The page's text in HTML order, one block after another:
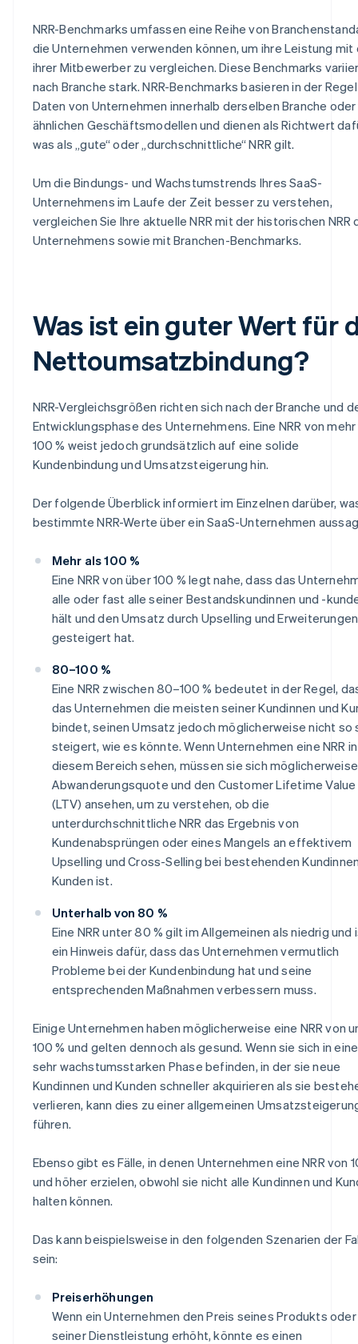
NRR-Benchmarks umfassen eine Reihe von
die Unternehmen verwenden können, um ihre Leistung mit
ihrer Mitbewerber zu vergleichen. Diese Benchmarks
nach Branche stark. NRR-Benchmarks basieren in der
Daten von Unternehmen innerhalb derselben Branche
ähnlichen Geschäftsmodellen und dienen als Richtwert
was als „gute“ oder „durchschnittliche“ NRR gilt.
Um die Bindungs- und Wachstumstrends Ihres SaaS-
Unternehmens im Laufe der Zeit besser zu verstehen,
vergleichen Sie Ihre aktuelle NRR mit der historischen NRR
Unternehmens sowie mit Branchen-Benchmarks.
Was ist ein guter Wert für
Nettoumsatzbindung?
NRR-Vergleichsgrößen richten sich nach der Branche und
Entwicklungsphase des Unternehmens. Eine NRR von
100 % weist jedoch grundsätzlich auf eine solide
Kundenbindung und Umsatzsteigerung hin.
Der folgende Überblick informiert im Einzelnen darüber,
bestimmte NRR-Werte über ein SaaS-Unternehmen
Mehr als 100 %
Eine NRR von über 100 % legt nahe, dass das
alle oder fast alle seiner Bestandskundinnen und -
hält und den Umsatz durch Upselling und Erweiterungen
gesteigert hat.
80–100 %
Eine NRR zwischen 80–100 % bedeutet in der Regel,
das Unternehmen die meisten seiner Kundinnen und
bindet, seinen Umsatz jedoch möglicherweise nicht so
steigert, wie es könnte. Wenn Unternehmen eine NRR in
diesem Bereich sehen, müssen sie sich
Abwanderungsquote und den Customer Lifetime Value
(LTV) ansehen, um zu verstehen, ob die
unterdurchschnittliche NRR das Ergebnis von
Kundenabsprüngen oder eines Mangels an effektivem
Upselling und Cross-Selling bei bestehenden
Kunden ist.
Unterhalb von 80 %
Eine NRR unter 80 % gilt im Allgemeinen als niedrig und
ein Hinweis dafür, dass das Unternehmen vermutlich
Probleme bei der Kundenbindung hat und seine
entsprechenden Maßnahmen verbessern muss.
Einige Unternehmen haben möglicherweise eine NRR von
100 % und gelten dennoch als gesund. Wenn sie sich in
sehr wachstumsstarken Phase befinden, in der sie neue
Kundinnen und Kunden schneller akquirieren als sie
verlieren, kann dies zu einer allgemeinen
führen.
Ebenso gibt es Fälle, in denen Unternehmen eine NRR von
und höher erzielen, obwohl sie nicht alle Kundinnen und
halten können.
Das kann beispielsweise in den folgenden Szenarien der
sein:
Preiserhöhungen
Wenn ein Unternehmen den Preis seines Produkts oder
seiner Dienstleistung erhöht, könnte es einen